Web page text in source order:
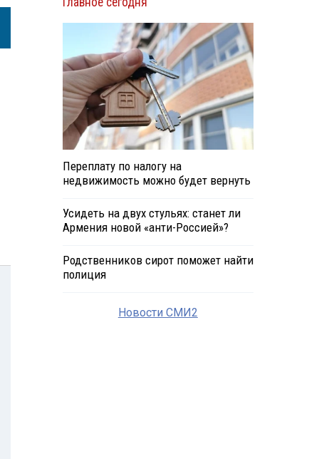
Переплату по налогу на
недвижимость можно будет вернуть
Усидеть на двух стульях: станет ли
Армения новой «анти-Россией»?
Родственников сирот поможет найти
полиция
Новости СМИ2